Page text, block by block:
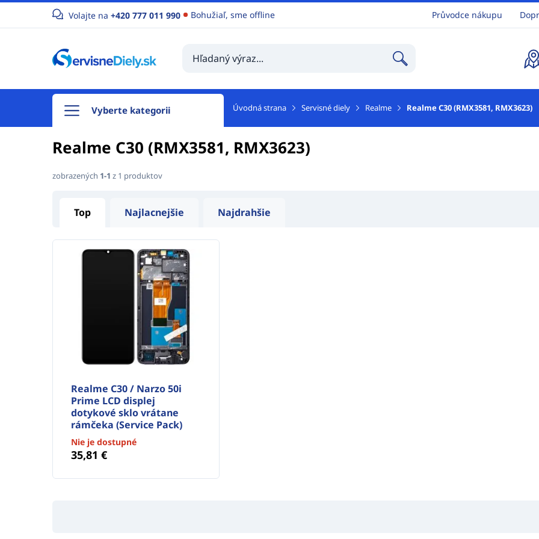
Volajte na +420 777 011 990 Bohužiaľ, sme offline Průvodce nákupu
Vyberte kategorii Úvodná strana Servisné diely Realme Realme C30 (RMX3581, RMX3623)
Realme C30 (RMX3581, RMX3623)
zobrazených 1-1 z 1 produktov
Top Najlacnejšie Najdrahšie
Realme C30 / Narzo 50i
Prime LCD displej
dotykové sklo vrátane
rámčeka (Service Pack)
Nie je dostupné
35,81 €